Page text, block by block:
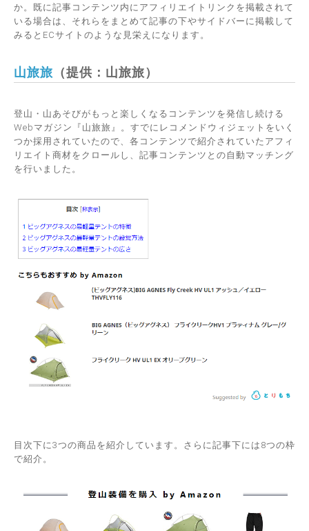
か。既に記事コンテンツ内にアフィリエイトリンクを掲載されて
いる場合は、それらをまとめて記事の下やサイドバーに掲載して
みるとECサイトのような見栄えになります。
山旅旅 （提供：山旅旅）
登山・山あそびがもっと楽しくなるコンテンツを発信し続ける
Webマガジン『山旅旅』。すでにレコメンドウィジェットをいく
つか採用されていたので、各コンテンツで紹介されていたアフィ
リエイト商材をクロールし、記事コンテンツとの自動マッチング
を行いました。
目次下に3つの商品を紹介しています。さらに記事下には8つの枠
で紹介。